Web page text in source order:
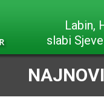
Labin,
slabi